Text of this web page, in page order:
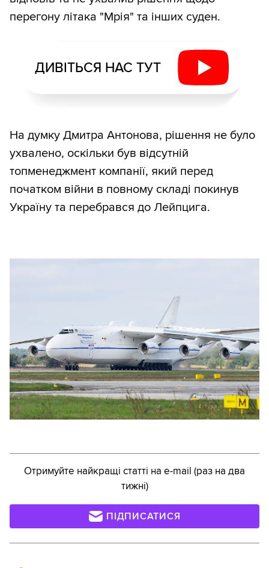
перегону літака "Мрія" та інших суден.
ДИВІТЬСЯ НАС ТУТ
На думку Дмитра Антонова, рішення не було
ухвалено, оскільки був відсутній
топменеджмент компанії, який перед
початком війни в повному складі покинув
Україну та перебрався до Лейпцига.
Отримуйте найкращі статті на e-mail (раз на два
тижні)
ПІДПИСАТИСЯ